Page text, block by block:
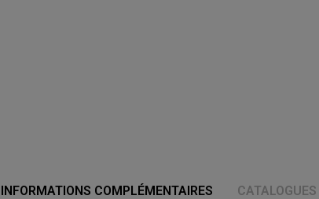
INFORMATIONS COMPLÉMENTAIRES CATALOGUES